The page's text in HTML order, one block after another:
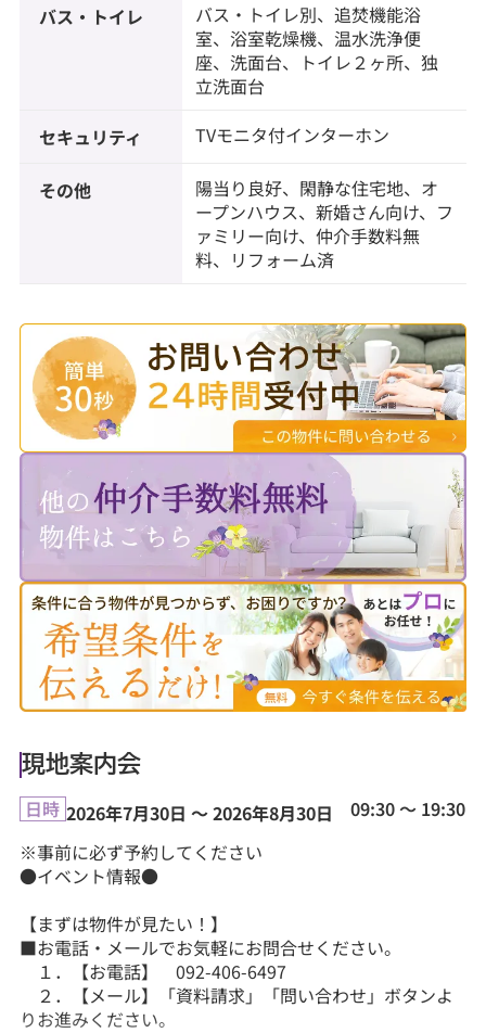
バス・トイレ
バス・トイレ別、追焚機能浴
室、浴室乾燥機、温水洗浄便
座、洗面台、トイレ２ヶ所、独
立洗面台
セキュリティ TVモニタ付インターホン
その他
陽当り良好、閑静な住宅地、オ
ープンハウス、新婚さん向け、フ
ァミリー向け、仲介手数料無
料、リフォーム済
現地案内会
日時 2026年7月30日 ～ 2026年8月30日 09:30 ～ 19:30
※事前に必ず予約してください
●イベント情報●
【まずは物件が見たい！】
■お電話・メールでお気軽にお問合せください。
１．【お電話】 092-406-6497
２．【メール】「資料請求」「問い合わせ」ボタンよ
りお進みください。